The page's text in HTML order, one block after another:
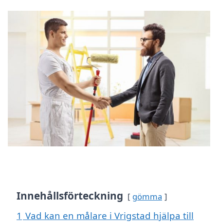
Innehållsförteckning gömma
1 Vad kan en målare i Vrigstad hjälpa till